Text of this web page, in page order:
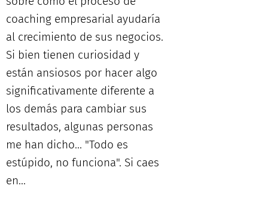
coaching empresarial ayudaría
al crecimiento de sus negocios.
Si bien tienen curiosidad y
están ansiosos por hacer algo
significativamente diferente a
los demás para cambiar sus
resultados, algunas personas
me han dicho... "Todo es
estúpido, no funciona". Si caes
en...